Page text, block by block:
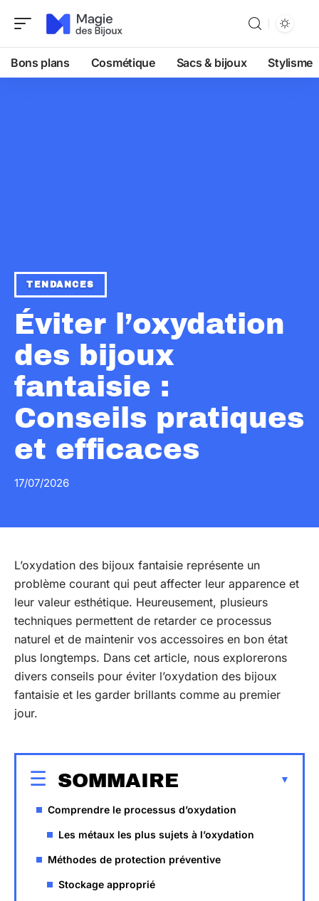
Bons plans Cosmétique Sacs & bijoux Stylisme
TENDANCES
Éviter l’oxydation
des bijoux
fantaisie :
Conseils pratiques
et efficaces
17/07/2026
L’oxydation des bijoux fantaisie représente un
problème courant qui peut affecter leur apparence et
leur valeur esthétique. Heureusement, plusieurs
techniques permettent de retarder ce processus
naturel et de maintenir vos accessoires en bon état
plus longtemps. Dans cet article, nous explorerons
divers conseils pour éviter l’oxydation des bijoux
fantaisie et les garder brillants comme au premier
jour.
SOMMAIRE
Comprendre le processus d’oxydation
Les métaux les plus sujets à l’oxydation
Méthodes de protection préventive
Stockage approprié